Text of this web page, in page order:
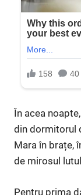
În acea
din dormitorul
Mara în brațe,
de mirosul
Pentru prima